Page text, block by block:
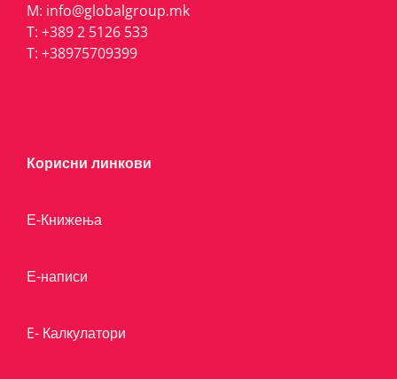
M: info@globalgroup.mk
T: +389 2 5126 533
T: +38975709399
Корисни линкови
Е-Книжења
Е-написи
E- Калкулатори